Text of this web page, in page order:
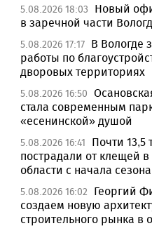
5.08.2026 18:03
Новый
в заречной части
5.08.2026 17:17 В Вологде
работы по
дворовых территориях
5.08.2026 16:50
стала современным
«есенинской» душой
5.08.2026 16:41
Почти 13,5
пострадали от клещей в
области с начала сезона
5.08.2026 16:02
Георгий
создаем новую
строительного рынка в